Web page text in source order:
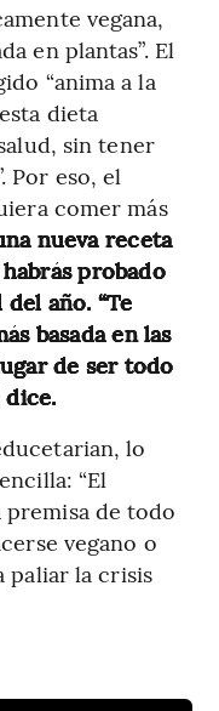
vegana,
en plantas”. El
“anima a la
dieta
sin tener
Por eso, el
comer más
nueva receta
habrás probado
año. “Te
basada en las
de ser todo
dice.
lo
“El
de todo
vegano o
paliar la crisis